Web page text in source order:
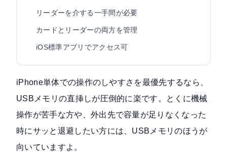
リーダーを介する一手間が必要
カードとリーダーの両方を管理
iOS標準アプリでアクセス可
iPhone単体での操作のしやすさを最優先するなら、
USBメモリの直挿しが圧倒的に楽です。とくに機械
操作が苦手な方や、外出先で容量が足りなくなった
時にサッと退避したい方には、USBメモリのほうが
向いていますよ。